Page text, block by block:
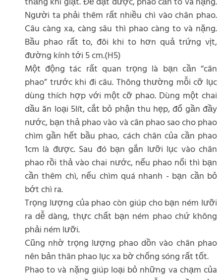
Người ta phải thêm rất nhiều chì vào chân phao.
Câu càng xa, càng sâu thì phao càng to và nặng.
Bầu phao rất to, đôi khi to hơn quả trứng vịt,
đường kính tới 5 cm.(H5)
Một động tác rất quan trọng là bạn cần “cân
phao” trước khi đi câu. Thông thường mỗi cỡ lục
dùng thích hợp với một cỡ phao. Dùng một chai
dầu ăn loại 5lít, cắt bỏ phận thu hẹp, đổ gần đầy
nước, bạn thả phao vào và cân phao sao cho phao
chìm gần hết bầu phao, cách chân của cần phao
1cm là được. Sau đó bạn gắn lưỡi lục vào chân
phao rồi thả vào chai nước, nếu phao nổi thì bạn
cần thêm chì, nếu chìm quá nhanh - bạn cần bỏ
bớt chì ra.
Trọng lượng của phao còn giúp cho bạn ném lưỡi
ra dễ dàng, thực chất bạn ném phao chứ không
phải ném lưỡi.
Cũng nhờ trọng lượng phao dồn vào chân phao
nên bản thân phao lục xa bờ chống sóng rất tốt.
Phao to và nặng giúp loại bỏ những va chạm của